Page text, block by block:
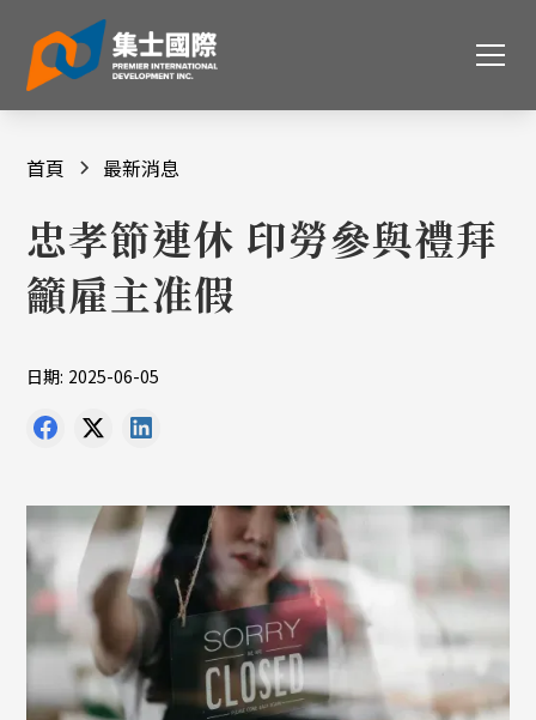
首頁 最新消息
忠孝節連休 印勞參與禮拜
籲雇主准假
日期: 2025-06-05